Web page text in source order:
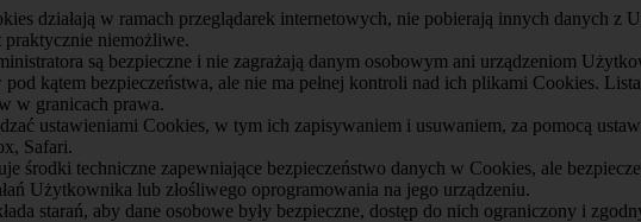
działają w ramach przeglądarek internetowych, nie pobierają innych danych
praktycznie niemożliwe.
są bezpieczne i nie zagrażają danym osobowym ani urządzeniom
kątem bezpieczeństwa, ale nie ma pełnej kontroli nad ich plikami Cookies.
w granicach prawa.
ustawieniami Cookies, w tym ich zapisywaniem i usuwaniem, za pomocą
Safari.
środki techniczne zapewniające bezpieczeństwo danych w Cookies, ale
Użytkownika lub złośliwego oprogramowania na jego urządzeniu.
starań, aby dane osobowe były bezpieczne, dostęp do nich ograniczony i